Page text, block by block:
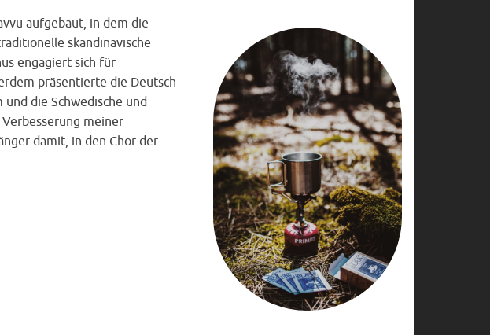
aufgebaut, in dem die
skandinavische
engagiert sich für
präsentierte die Deutsch-
die Schwedische und
meiner
damit, in den Chor der